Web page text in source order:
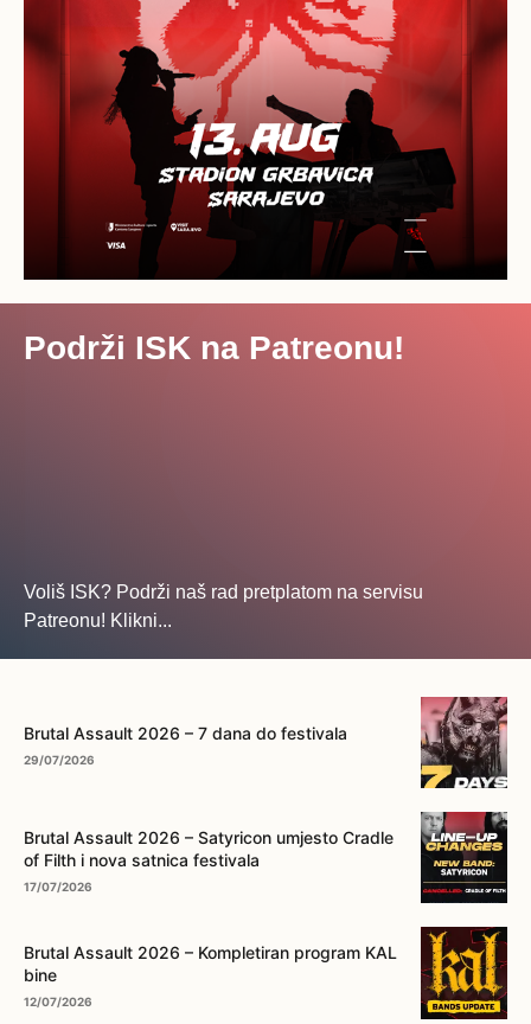
Podrži ISK na Patreonu!
Voliš ISK? Podrži naš rad pretplatom na servisu
Patreonu! Klikni...
Brutal Assault 2026 – 7 dana do festivala
29/07/2026
Brutal Assault 2026 – Satyricon umjesto Cradle
of Filth i nova satnica festivala
17/07/2026
Brutal Assault 2026 – Kompletiran program KAL
bine
12/07/2026